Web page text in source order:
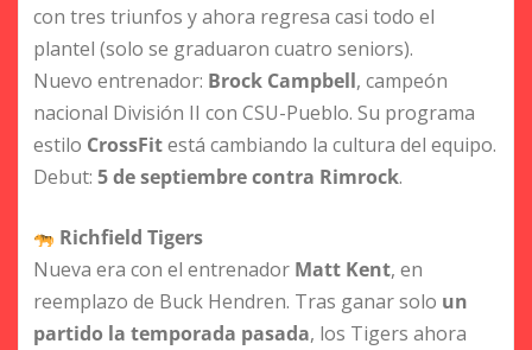
con tres triunfos y ahora regresa casi todo el
plantel (solo se graduaron cuatro seniors).
Nuevo entrenador: Brock Campbell, campeón
nacional División II con CSU-Pueblo. Su programa
estilo CrossFitestá cambiando la cultura del equipo.
Debut: 5 de septiembre contra Rimrock.
Richfield Tigers
Nueva era con el entrenador Matt Kent, en
reemplazo de Buck Hendren. Tras ganar solo un
partido la temporada pasada, los Tigers ahora